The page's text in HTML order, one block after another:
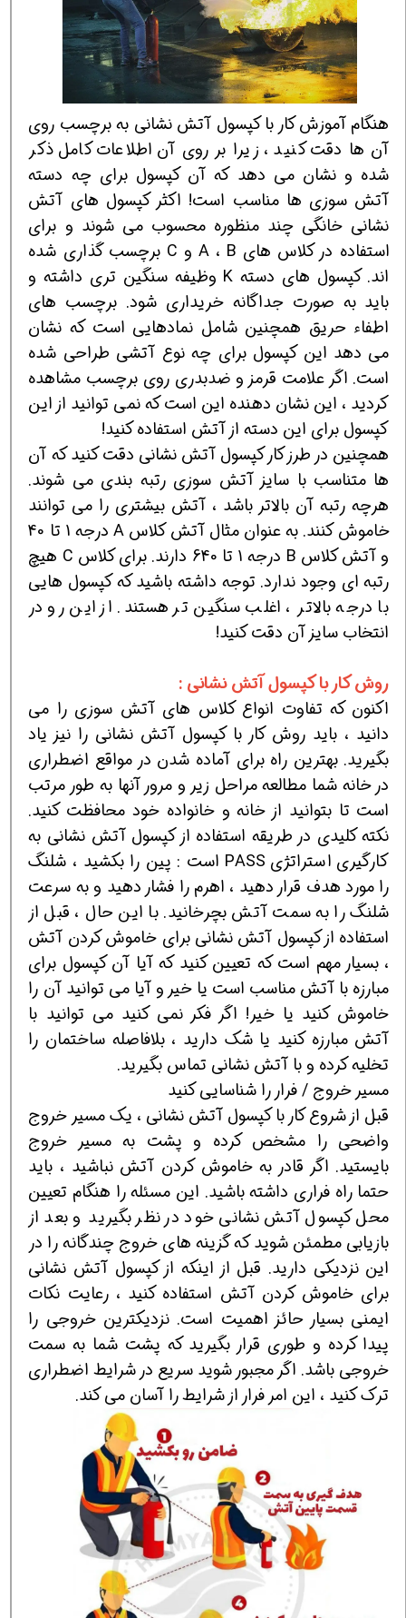
هنگام آموزش کار با کپسول آتش نشانی به برچسب روی
آن ها دقت کنید ، زیرا بر روی آن اطلاعات کامل ذکر
شده و نشان می دهد که آن کپسول برای چه دسته
آتش سوزی ها مناسب است! اکثر کپسول های آتش
نشانی خانگی چند منظوره محسوب می شوند و برای
استفاده در کلاس های A ، B و C برچسب گذاری شده
اند. کپسول های دسته K وظیفه سنگین تری داشته و
باید به صورت جداگانه خریداری شود. برچسب های
اطفاء حریق همچنین شامل نمادهایی است که نشان
می دهد این کپسول برای چه نوع آتشی طراحی شده
است. اگر علامت قرمز و ضدبدری روی برچسب مشاهده
کردید ، این نشان دهنده این است که نمی توانید از این
کپسول برای این دسته از آتش استفاده کنید!
همچنین در طرز کار کپسول آتش نشانی دقت کنید که آن
ها متناسب با سایز آتش سوزی رتبه بندی می شوند.
هرچه رتبه آن بالاتر باشد ، آتش بیشتری را می توانند
خاموش کنند. به عنوان مثال آتش کلاس A درجه 1 تا 40
و آتش کلاس B درجه 1 تا 640 دارند. برای کلاس C هیچ
رتبه ای وجود ندارد. توجه داشته باشید که کپسول هایی
با درجه بالاتر ، اغلب سنگین تر هستند. از این رو در
انتخاب سایز آن دقت کنید!
روش کار با کپسول آتش نشانی :
اکنون که تفاوت انواع کلاس های آتش سوزی را می
دانید ، باید روش کار با کپسول آتش نشانی را نیز یاد
بگیرید. بهترین راه برای آماده شدن در مواقع اضطراری
در خانه شما مطالعه مراحل زیر و مرور آنها به طور مرتب
است تا بتوانید از خانه و خانواده خود محافظت کنید.
نکته کلیدی در طریقه استفاده از کپسول آتش نشانی به
کارگیری استراتژی PASS است : پین را بکشید ، شلنگ
را مورد هدف قرار دهید ، اهرم را فشار دهید و به سرعت
شلنگ را به سمت آتش بچرخانید. با این حال ، قبل از
استفاده از کپسول آتش نشانی برای خاموش کردن آتش
، بسیار مهم است که تعیین کنید که آیا آن کپسول برای
مبارزه با آتش مناسب است یا خیر و آیا می توانید آن را
خاموش کنید یا خیر! اگر فکر نمی کنید می توانید با
آتش مبارزه کنید یا شک دارید ، بلافاصله ساختمان را
تخلیه کرده و با آتش نشانی تماس بگیرید.
مسیر خروج / فرار را شناسایی کنید
قبل از شروع کار با کپسول آتش نشانی ، یک مسیر خروج
واضحی را مشخص کرده و پشت به مسیر خروج
بایستید. اگر قادر به خاموش کردن آتش نباشید ، باید
حتما راه فراری داشته باشید. این مسئله را هنگام تعیین
محل کپسول آتش نشانی خود در نظر بگیرید و بعد از
بازیابی مطمئن شوید که گزینه های خروج چندگانه را در
این نزدیکی دارید. قبل از اینکه از کپسول آتش نشانی
برای خاموش کردن آتش استفاده کنید ، رعایت نکات
ایمنی بسیار حائز اهمیت است. نزدیکترین خروجی را
پیدا کرده و طوری قرار بگیرید که پشت شما به سمت
خروجی باشد. اگر مجبور شوید سریع در شرایط اضطراری
ترک کنید ، این امر فرار از شرایط را آسان می کند.